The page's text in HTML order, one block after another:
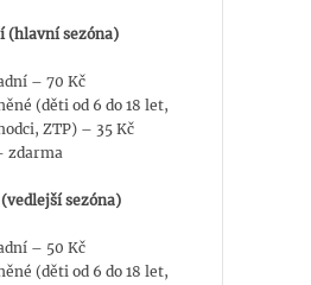
(hlavní sezóna)
– 70 Kč
(děti od 6 do 18 let,
ZTP) – 35 Kč
zdarma
sezóna)
– 50 Kč
(děti od 6 do 18 let,